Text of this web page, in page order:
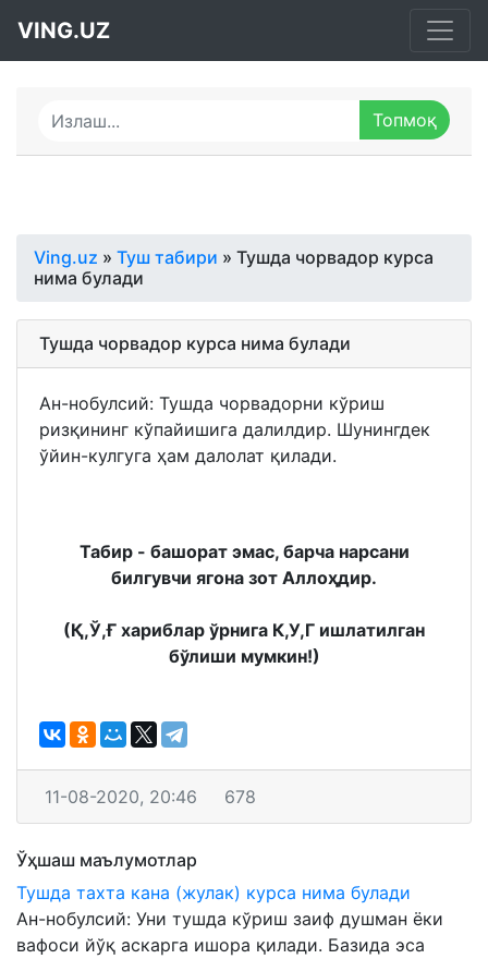
VING.UZ
Ving.uz » Туш табири » Тушда чорвадор курса
нима булади
Тушда чорвадор курса нима булади
Ан-нобулсий: Тушда чорвадорни кўриш
ризқининг кўпайишига далилдир. Шунингдек
ўйин-кулгуга ҳам далолат қилади.
Табир - башорат эмас, барча нарсани
билгувчи ягона зот Аллоҳдир.
(Қ,Ў,Ғ хариблар ўрнига К,У,Г ишлатилган
бўлиши мумкин!)
11-08-2020, 20:46 678
Ўҳшаш маълумотлар
Тушда тахта кана (жулак) курса нима булади
Ан-нобулсий: Уни тушда кўриш заиф душман ёки
вафоси йўқ аскарга ишора қилади. Базида эса